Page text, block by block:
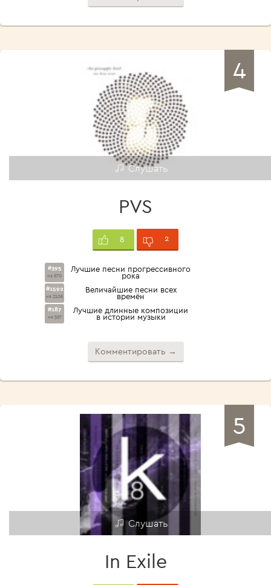
4
Слушать
PVS
8 2
#395
из 670
Лучшие песни прогрессивного
рока
#1592
из 2106
Величайшие песни всех
времён
#187
из 597
Лучшие длинные композиции
в истории музыки
Комментировать →
5
Слушать
In Exile